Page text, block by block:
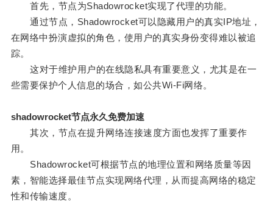
首先，节点为Shadowrocket实现了代理的功能。
通过节点，Shadowrocket可以隐藏用户的真实IP地址，
在网络中扮演虚拟的角色，使用户的真实身份变得难以被追
踪。
这对于维护用户的在线隐私具有重要意义，尤其是在一
些需要保护个人信息的场合，如公共Wi-Fi网络。
shadowrocket节点永久免费加速
其次，节点在提升网络连接速度方面也发挥了重要作
用。
Shadowrocket可根据节点的地理位置和网络质量等因
素，智能选择最佳节点实现网络代理，从而提高网络的稳定
性和传输速度。